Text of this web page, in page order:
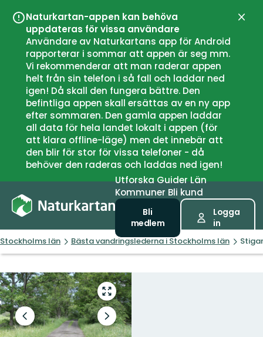
Naturkartan-appen kan behöva
uppdateras för vissa användare
Användare av Naturkartans app för Android
rapporterar i sommar att appen är seg mm.
Vi rekommenderar att man raderar appen
helt från sin telefon i så fall och laddar ned
igen! Då skall den fungera bättre. Den
befintliga appen skall ersättas av en ny app
efter sommaren. Den gamla appen laddar
all data för hela landet lokalt i appen (för
att klara offline-läge) men det innebär att
den blir för stor för vissa telefoner - då
behöver den raderas och laddas ned igen!
UtforskaGuiderLän
Kommuner Bli kund
Bli
medlem
Logga
in
Stockholms län Bästa vandringslederna i Stockholms län
Gå
till
helskärmsläge
Föregående
bild
Nästa
bildspel